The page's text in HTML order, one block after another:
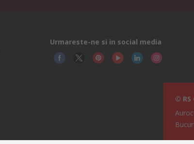
Urmareste-ne si in social media
©